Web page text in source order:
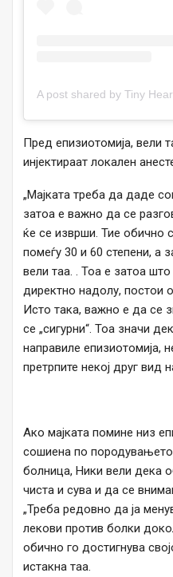
Пред епизиотомија, вели
инјектираат локален
„Мајката треба да даде
затоа е важно да се
ќе се изврши. Тие обично
помеѓу 30 и 60 степени, а
вели таа. . Тоа е затоа
директно надолу, постои
Исто така, важно е да се
се „сигурни“. Тоа значи
направиле епизиотомија,
претрпите некој друг вид
Ако мајката помине низ
сошиена по
болница, Ники вели дека
чиста и сува и да се
„Треба редовно да ја
лекови против болки
обично го достигнува
истакна таа.